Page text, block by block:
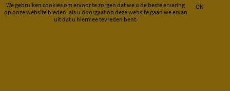
We gebruiken cookies om ervoor te zorgen dat we u de beste ervaring
op onze website bieden, als u doorgaat op deze website gaan we ervan
uit dat u hiermee tevreden bent.
OK